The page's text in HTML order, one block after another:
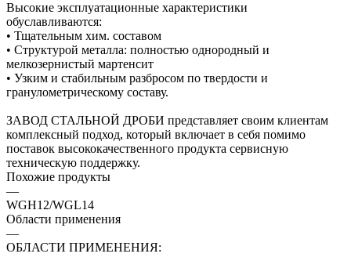
Высокие эксплуатационные характеристики
обуславливаются:
• Тщательным хим. составом
• Структурой металла: полностью однородный и
мелкозернистый мартенсит
• Узким и стабильным разбросом по твердости и
гранулометрическому составу.
ЗАВОД СТАЛЬНОЙ ДРОБИ представляет своим клиентам
комплексный подход, который включает в себя помимо
поставок высококачественного продукта сервисную
техническую поддержку.
Похожие продукты
—
WGH12/WGL14
Области применения
—
ОБЛАСТИ ПРИМЕНЕНИЯ: